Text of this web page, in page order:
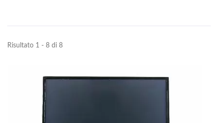
Risultato 1 - 8 di 8